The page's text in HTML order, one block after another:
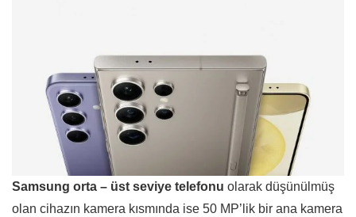
Samsung orta – üst seviye telefonu olarak düşünülmüş
olan cihazın kamera kısmında ise 50 MP’lik bir ana kamera